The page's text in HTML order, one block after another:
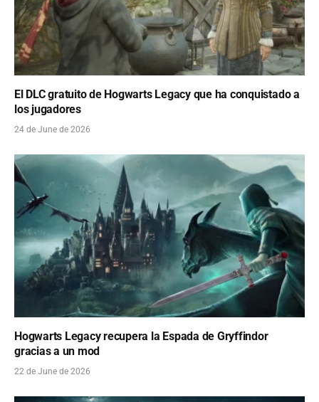
El DLC gratuito de Hogwarts Legacy que ha conquistado a
los jugadores
24 de June de 2026
Hogwarts Legacy recupera la Espada de Gryffindor
gracias a un mod
22 de June de 2026